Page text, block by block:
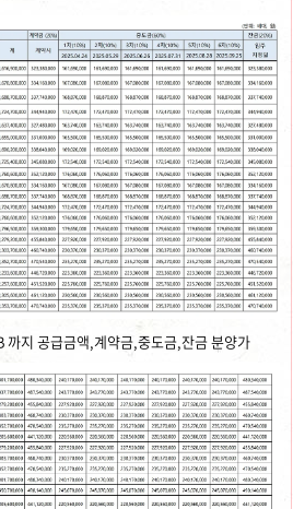
까지 공급금액,계약금,중도금,잔금 분양가